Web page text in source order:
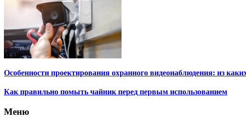
Особенности проектирования охранного видеонаблюдения: из
Как правильно помыть чайник перед первым использованием
Меню